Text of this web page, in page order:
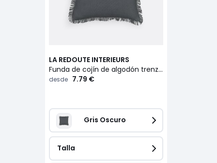
LA REDOUTE INTERIEURS
Funda de cojín de algodón trenzado, Panama
desde 7.79 €
Gris Oscuro
Talla